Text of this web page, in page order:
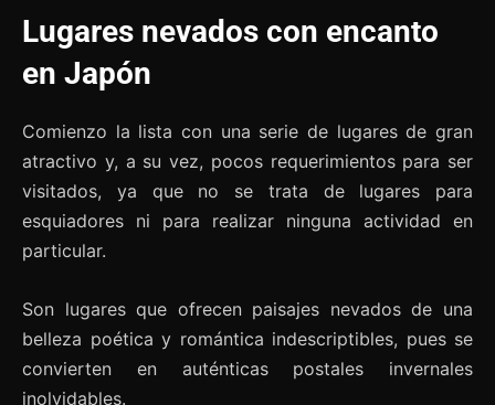
Lugares nevados con encanto
en Japón
Comienzo la lista con una serie de lugares de gran
atractivo y, a su vez, pocos requerimientos para ser
visitados, ya que no se trata de lugares para
esquiadores ni para realizar ninguna actividad en
particular.
Son lugares que ofrecen paisajes nevados de una
belleza poética y romántica indescriptibles, pues se
convierten en auténticas postales invernales
inolvidables.